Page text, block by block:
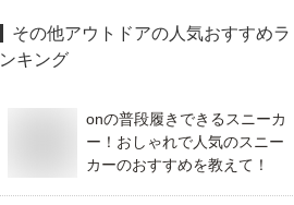
その他アウトドアの人気おすすめラ
ンキング
onの普段履きできるスニーカ
ー！おしゃれで人気のスニー
カーのおすすめを教えて！